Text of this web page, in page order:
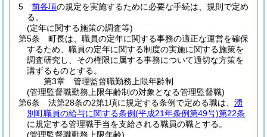
5
前各項の規定を実施するために必要な手続は、規則で定め
る。
(定年に関する施策の調査等)
第5条
町長は、職員の定年に関する事務の適正な運営を確保
するため、職員の定年に関する制度の実施に関する施策を
調査研究し、その権限に属する事務について適切な方策を
講ずるものとする。
第3章
管理監督職勤務上限年齢制
(管理監督職勤務上限年齢制の対象となる管理監督職)
第6条
法第28条の2第1項に規定する条例で定める職は、 湧
別町職員の給与に関する条例(平成21年条例第49号)第22条
に規定する管理職手当を支給される職員の職とする。
(管理監督職勤務上限年齢)